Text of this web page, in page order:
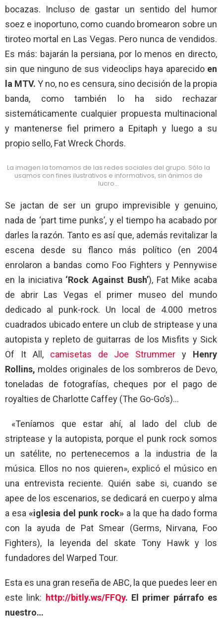
bocazas. Incluso de gastar un sentido del humor
soez e inoportuno, como cuando bromearon sobre un
tiroteo mortal en Las Vegas. Pero nunca de vendidos.
Es más: bajarán la persiana, por lo menos en directo,
sin que ninguno de sus videoclips haya aparecido en
la MTV. Y no, no es censura, sino decisión de la propia
banda, como también lo ha sido rechazar
sistemáticamente cualquier propuesta multinacional
y mantenerse fiel primero a Epitaph y luego a su
propio sello, Fat Wreck Chords.
La imagen la tomamos de las redes sociales del grupo. Sólo la
usamos con fines ilustrativos e informativos, sin ánimos de
lucro…
Se jactan de ser un grupo imprevisible y genuino,
nada de ‘part time punks’, y el tiempo ha acabado por
darles la razón. Tanto es así que, además revitalizar la
escena desde su flanco más político (en 2004
enrolaron a bandas como Foo Fighters y Pennywise
en la iniciativa ‘Rock Against Bush’), Fat Mike acaba
de abrir Las Vegas el primer museo del mundo
dedicado al punk-rock. Un local de 4.000 metros
cuadrados ubicado entere un club de striptease y una
autopista y repleto de guitarras de los Misfits y Sick
Of It All, camisetas de Joe Strummer y Henry
Rollins, moldes originales de los sombreros de Devo,
toneladas de fotografías, cheques por el pago de
royalties de Charlotte Caffey (The Go-Go’s)…
«Teníamos que estar ahí, al lado del club de
striptease y la autopista, porque el punk rock somos
un satélite, no pertenecemos a la industria de la
música. Ellos no nos quieren», explicó el músico en
una entrevista reciente. Quién sabe si, cuando se
apee de los escenarios, se dedicará en cuerpo y alma
a esa «iglesia del punk rock» a la que ha dado forma
con la ayuda de Pat Smear (Germs, Nirvana, Foo
Fighters), la leyenda del skate Tony Hawk y los
fundadores del Warped Tour.
Esta es una gran reseña de ABC, la que puedes leer en
este link: http://bitly.ws/FFQy. El primer párrafo es
nuestro…